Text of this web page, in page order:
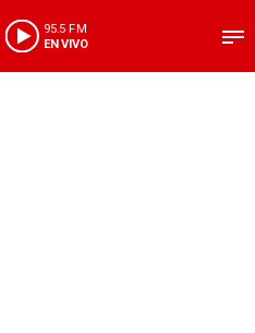
95.5 FM
EN VIVO